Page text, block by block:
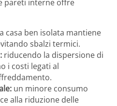
pareti interne offre
casa ben isolata mantiene
sbalzi termici.
riducendo la dispersione di
i costi legati al
un minore consumo
alla riduzione delle